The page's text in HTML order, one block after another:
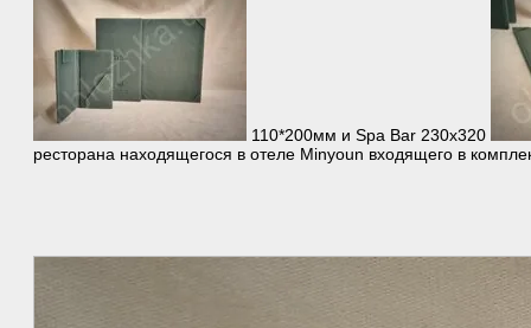
110*200мм и Spa Bar 230x320
ресторана находящегося в отеле Minyoun входящего в